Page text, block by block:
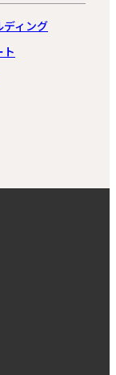
ディング